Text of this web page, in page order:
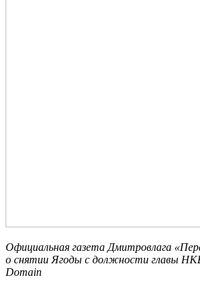
Официальная газетаДмитровлага
о снятии Ягоды с должности главы
Domain